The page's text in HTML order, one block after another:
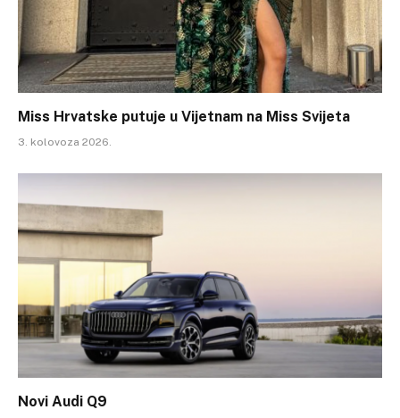
Miss Hrvatske putuje u Vijetnam na Miss Svijeta
3. kolovoza 2026.
Novi Audi Q9